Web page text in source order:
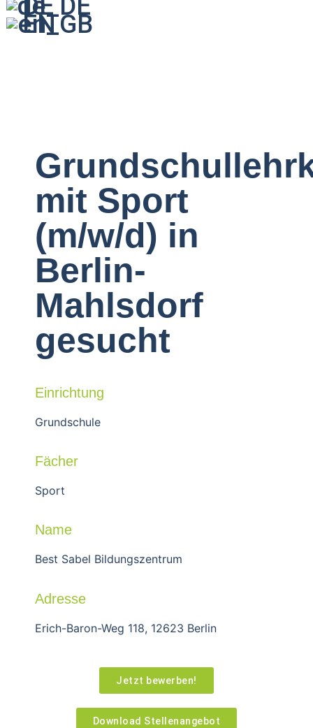
EN
mit Sport
(m/w/d) in
Berlin-
Mahlsdorf
gesucht
Einrichtung
Grundschule
Fächer
Sport
Name
Best Sabel Bildungszentrum
Adresse
Erich-Baron-Weg 118, 12623 Berlin
Jetzt bewerben!
Download Stellenangebot